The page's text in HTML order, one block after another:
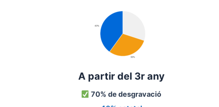
A partir del 3r any
70% de desgravació